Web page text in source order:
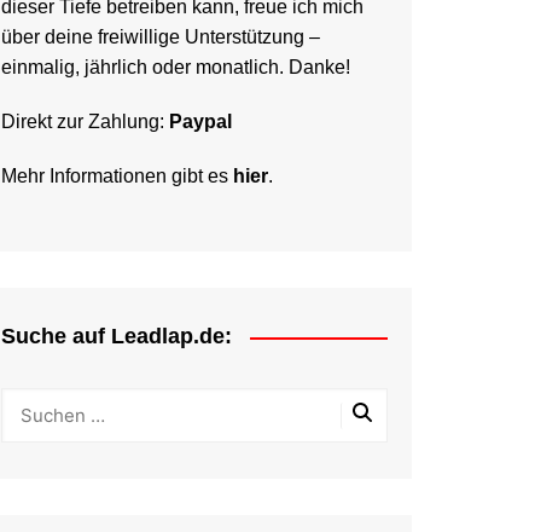
dieser Tiefe betreiben kann, freue ich mich
über deine freiwillige Unterstützung –
einmalig, jährlich oder monatlich. Danke!
Direkt zur Zahlung: Paypal
Mehr Informationen gibt es hier.
Suche auf Leadlap.de: